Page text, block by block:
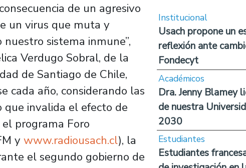
de un agresivo
un virus que muta y
sistema inmune”,
Verdugo Sobral, de la
de Santiago de Chile,
cada año, considerando las
que invalida el efecto de
programa Foro
ywww.radiousach.cl), la
el segundo gobierno de
Institucional
Usach propone un
reflexión ante
Fondecyt
Académicos
Dra. Jenny Blamey
de nuestra
2030
Estudiantes
Estudiantes